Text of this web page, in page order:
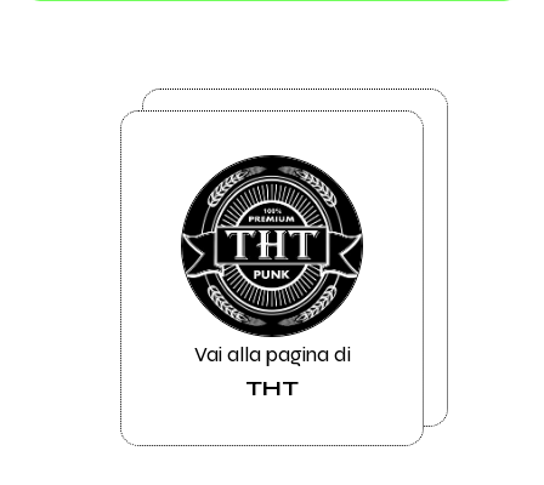
Vai alla pagina di
THT